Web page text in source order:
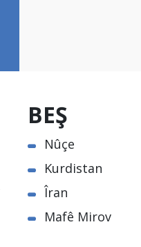
BEŞ
Nûçe
Kurdistan
Îran
Mafê Mirov